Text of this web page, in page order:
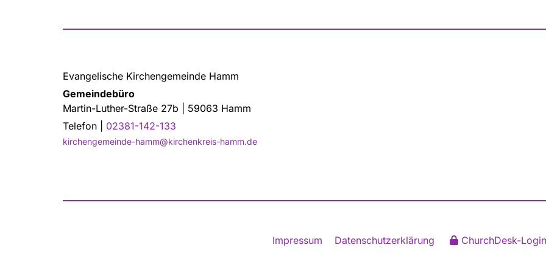
Evangelische Kirchengemeinde Hamm
Gemeindebüro
Martin-Luther-Straße 27b | 59063 Hamm
Telefon | 02381-142-133
kirchengemeinde-hamm@kirchenkreis-hamm.de
Impressum Datenschutzerklärung ChurchDesk-Login